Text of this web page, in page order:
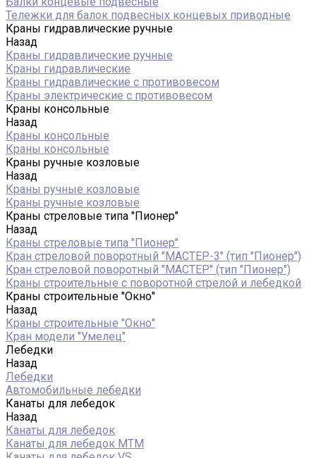
Тележки для балок подвесных концевых приводные
Краны гидравлические ручные
Назад
Краны гидравлические ручные
Краны гидравлические
Краны гидравлические с противовесом
Краны электрические с противовесом
Краны консольные
Назад
Краны консольные
Краны консольные
Краны ручные козловые
Назад
Краны ручные козловые
Краны ручные козловые
Краны стреловые типа "Пионер"
Назад
Краны стреловые типа "Пионер"
Кран стреловой поворотный "МАСТЕР-3" (тип "Пионер")
Кран стреловой поворотный "МАСТЕР" (тип "Пионер")
Краны строительные с поворотной стрелой и лебедкой
Краны строительные "Окно"
Назад
Краны строительные "Окно"
Кран модели "Умелец"
Лебедки
Назад
Лебедки
Автомобильные лебедки
Канаты для лебедок
Назад
Канаты для лебедок
Канаты для лебедок MTM